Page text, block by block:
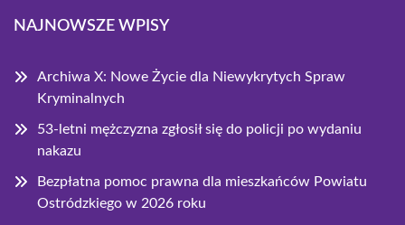
NAJNOWSZE WPISY
Archiwa X: Nowe Życie dla Niewykrytych Spraw
Kryminalnych
53-letni mężczyzna zgłosił się do policji po wydaniu
nakazu
Bezpłatna pomoc prawna dla mieszkańców Powiatu
Ostródzkiego w 2026 roku